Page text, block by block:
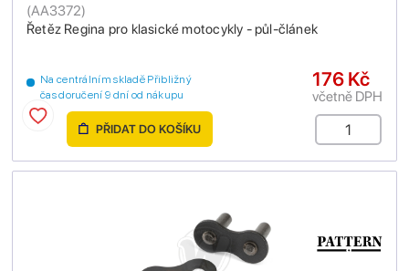
Řetěz Regina pro klasické motocykly - půl-článek
(AA3372)
Na centrálním skladě Přibližný
čas doručení 9 dní od nákupu
176 Kč
včetně DPH
PŘIDAT DO KOŠÍKU